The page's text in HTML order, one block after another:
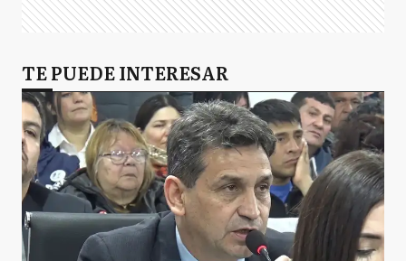
TE PUEDE INTERESAR